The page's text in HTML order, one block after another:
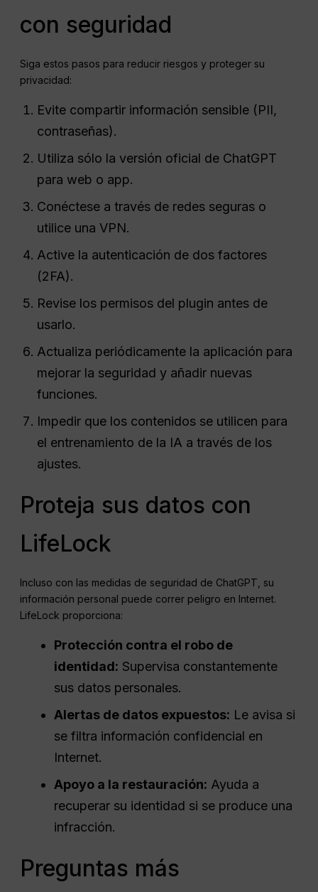
con seguridad
Siga estos pasos para reducir riesgos y proteger su
privacidad:
Evite compartir información sensible (PII,
contraseñas).
Utiliza sólo la versión oficial de ChatGPT
para web o app.
Conéctese a través de redes seguras o
utilice una VPN.
Active la autenticación de dos factores
(2FA).
Revise los permisos del plugin antes de
usarlo.
Actualiza periódicamente la aplicación para
mejorar la seguridad y añadir nuevas
funciones.
Impedir que los contenidos se utilicen para
el entrenamiento de la IA a través de los
ajustes.
Proteja sus datos con
LifeLock
Incluso con las medidas de seguridad de ChatGPT, su
información personal puede correr peligro en Internet.
LifeLock proporciona:
Protección contra el robo de
identidad: Supervisa constantemente
sus datos personales.
Alertas de datos expuestos: Le avisa si
se filtra información confidencial en
Internet.
Apoyo a la restauración: Ayuda a
recuperar su identidad si se produce una
infracción.
Preguntas más